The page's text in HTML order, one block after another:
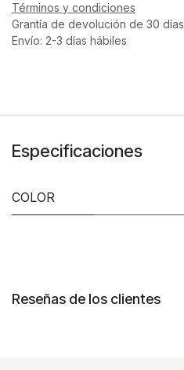
Términos y condiciones
Grantía de devolución de 30 días
Envío: 2-3 días hábiles
Especificaciones
COLOR
Reseñas de los clientes